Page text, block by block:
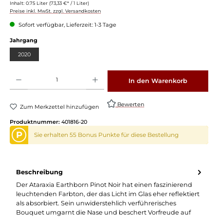
Inhalt: 0.75 Liter (73,33 €* / 1 Liter)
Preise inkl. MwSt. zzgl. Versandkosten
Sofort verfügbar, Lieferzeit: 1-3 Tage
Jahrgang
2020
In den Warenkorb
Zum Merkzettel hinzufügen Bewerten
Produktnummer: 401816-20
P Sie erhalten 55 Bonus Punkte für diese Bestellung
Beschreibung
Der Ataraxia Earthborn Pinot Noir hat einen faszinierend
leuchtenden Farbton, der das Licht im Glas eher reflektiert
als absorbiert. Sein unwiderstehlich verführerisches
Bouquet umgarnt die Nase und beschert Vorfreude auf